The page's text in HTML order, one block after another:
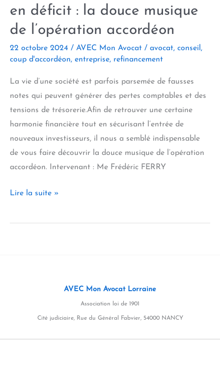
en déficit : la douce musique
de l’opération accordéon
22 octobre 2024 / AVEC Mon Avocat / avocat, conseil ,
coup d'accordéon, entreprise, refinancement
La vie d’une société est parfois parsemée de fausses
notes qui peuvent générer des pertes comptables et des
tensions de trésorerie.Afin de retrouver une certaine
harmonie financière tout en sécurisant l’entrée de
nouveaux investisseurs, il nous a semblé indispensable
de vous faire découvrir la douce musique de l’opération
accordéon. Intervenant : Me Frédéric FERRY
Refinancement
société
l’opération
Lire la suite »
AVEC Mon Avocat Lorraine
Association loi de 1901
Cité judiciaire, Rue du Général Fabvier, 54000 NANCY